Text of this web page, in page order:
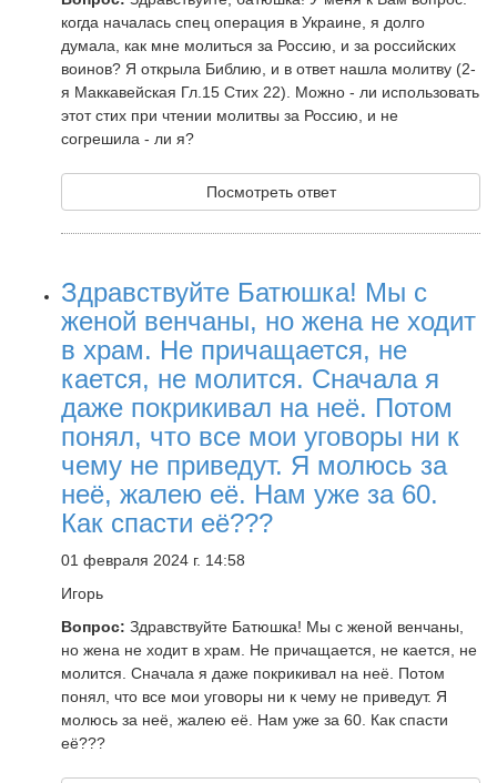
когда началась спец операция в Украине, я долго
думала, как мне молиться за Россию, и за российских
воинов? Я открыла Библию, и в ответ нашла молитву (2-
я Маккавейская Гл.15 Стих 22). Можно - ли использовать
этот стих при чтении молитвы за Россию, и не
согрешила - ли я?
Посмотреть ответ
Здравствуйте Батюшка! Мы с
женой венчаны, но жена не ходит
в храм. Не причащается, не
кается, не молится. Сначала я
даже покрикивал на неё. Потом
понял, что все мои уговоры ни к
чему не приведут. Я молюсь за
неё, жалею её. Нам уже за 60.
Как спасти её???
01 февраля 2024 г. 14:58
Игорь
Вопрос: Здравствуйте Батюшка! Мы с женой венчаны,
но жена не ходит в храм. Не причащается, не кается, не
молится. Сначала я даже покрикивал на неё. Потом
понял, что все мои уговоры ни к чему не приведут. Я
молюсь за неё, жалею её. Нам уже за 60. Как спасти
её???